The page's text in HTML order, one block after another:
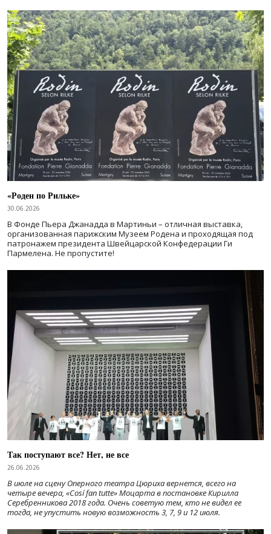
«Роден по Рильке»
30.06.2026
В Фонде Пьера Джанадда в Мартиньи – отличная выставка,
организованная парижским Музеем Родена и проходящая под
патронажем президента Швейцарской Конфедерации Ги
Пармелена. Не пропустите!
Так поступают все? Нет, не все
26.06.2026
В июле на сцену Оперного театра Цюриха вернется, всего на
четыре вечера, «Cosí fan tutte» Моцарта в постановке Кирилла
Серебренникова 2018 года. Очень советую тем, кто не видел ее
тогда, не упустить новую возможность 3, 7, 9 и 12 июля.